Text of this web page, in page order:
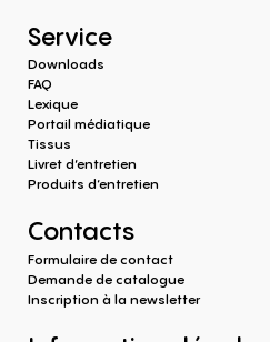
Service
Downloads
FAQ
Lexique
Portail médiatique
Tissus
Livret d’entretien
Produits d‘entretien
Contacts
Formulaire de contact
Demande de catalogue
Inscription à la newsletter